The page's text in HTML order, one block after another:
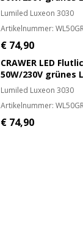
Lumiled Luxeon 3030
Artikelnummer:
€ 74,90
CRAWER LED
50W/230V grünes
Lumiled Luxeon 3030
Artikelnummer:
€ 74,90